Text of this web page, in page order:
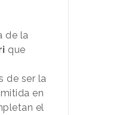
de la
que
de ser la
en
el